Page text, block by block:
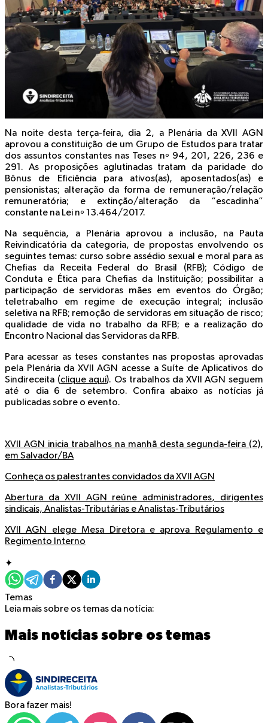
Na noite desta terça-feira, dia 2, a Plenária da XVII AGN
aprovou a constituição de um Grupo de Estudos para tratar
dos assuntos constantes nas Teses nº 94, 201, 226, 236 e
291. As proposições aglutinadas tratam da paridade do
Bônus de Eficiência para ativos(as), aposentados(as) e
pensionistas; alteração da forma de remuneração/relação
remuneratória; e extinção/alteração da “escadinha”
constante na Lei nº 13.464/2017.
Na sequência, a Plenária aprovou a inclusão, na Pauta
Reivindicatória da categoria, de propostas envolvendo os
seguintes temas: curso sobre assédio sexual e moral para as
Chefias da Receita Federal do Brasil (RFB); Código de
Conduta e Ética para Chefias da Instituição; possibilitar a
participação de servidoras mães em eventos do Órgão;
teletrabalho em regime de execução integral; inclusão
seletiva na RFB; remoção de servidoras em situação de risco;
qualidade de vida no trabalho da RFB; e a realização do
Encontro Nacional das Servidoras da RFB.
Para acessar as teses constantes nas propostas aprovadas
pela Plenária da XVII AGN acesse a Suíte de Aplicativos do
Sindireceita (clique aqui). Os trabalhos da XVII AGN seguem
até o dia 6 de setembro. Confira abaixo as notícias já
publicadas sobre o evento.
XVII AGN inicia trabalhos na manhã desta segunda-feira (2),
em Salvador/BA
Conheça os palestrantes convidados da XVII AGN
Abertura da XVII AGN reúne administradores, dirigentes
sindicais, Analistas-Tributárias e Analistas-Tributários
XVII AGN elege Mesa Diretora e aprova Regulamento e
Regimento Interno
✦
Temas
Leia mais sobre os temas da notícia:
Mais notícias sobre os temas
Bora fazer mais!